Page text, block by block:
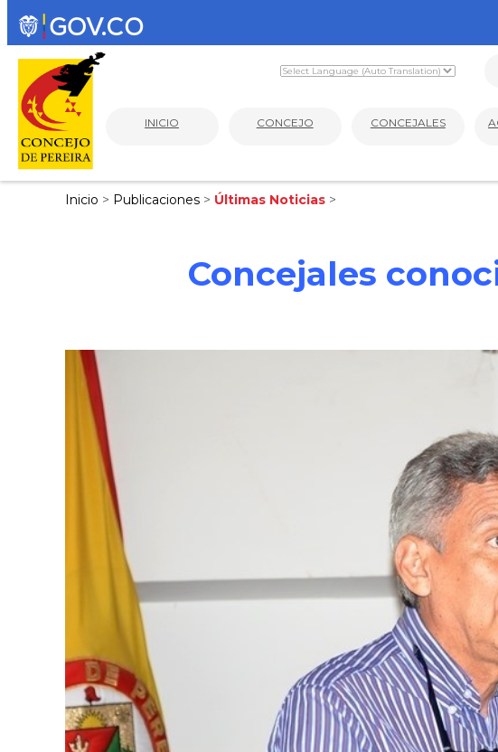
INICIO CONCEJO CONCEJALES
Inicio > Publicaciones > Últimas Noticias >
Concejales